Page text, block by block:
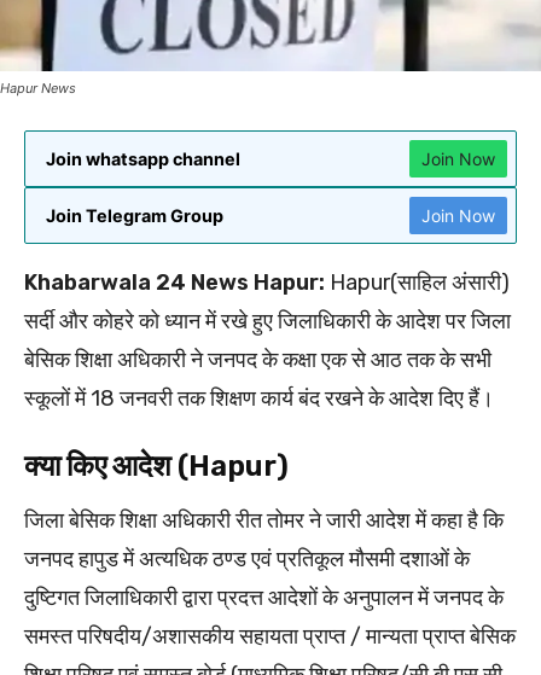
Hapur News
Join whatsapp channel Join Now
Join Telegram Group Join Now
Khabarwala 24 News Hapur: Hapur(साहिल अंसारी)
सर्दी और कोहरे को ध्यान में रखे हुए जिलाधिकारी के आदेश पर जिला
बेसिक शिक्षा अधिकारी ने जनपद के कक्षा एक से आठ तक के सभी
स्कूलों में 18 जनवरी तक शिक्षण कार्य बंद रखने के आदेश दिए हैं।
क्या किए आदेश (Hapur)
जिला बेसिक शिक्षा अधिकारी रीत तोमर ने जारी आदेश में कहा है कि
जनपद हापुड में अत्यधिक ठण्ड एवं प्रतिकूल मौसमी दशाओं के
दुष्टिगत जिलाधिकारी द्वारा प्रदत्त आदेशों के अनुपालन में जनपद के
समस्त परिषदीय/अशासकीय सहायता प्राप्त / मान्यता प्राप्त बेसिक